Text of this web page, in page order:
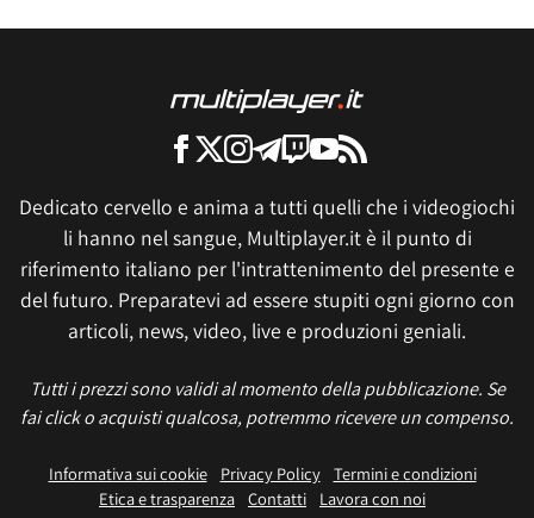
Dedicato cervello e anima a tutti quelli che i videogiochi
li hanno nel sangue, Multiplayer.it è il punto di
riferimento italiano per l'intrattenimento del presente e
del futuro. Preparatevi ad essere stupiti ogni giorno con
articoli, news, video, live e produzioni geniali.
Tutti i prezzi sono validi al momento della pubblicazione. Se
fai click o acquisti qualcosa, potremmo ricevere un compenso.
Informativa sui cookie Privacy Policy
Termini e condizioni
Etica e trasparenza Contatti Lavora con noi